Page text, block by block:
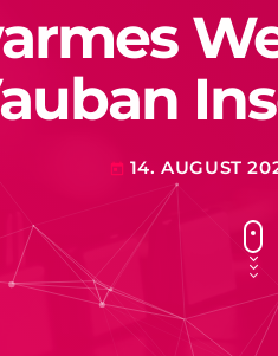
today 14. AUGUST